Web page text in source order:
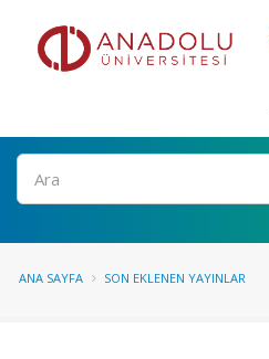
Ara
ANA SAYFA SON EKLENEN YAYINLAR